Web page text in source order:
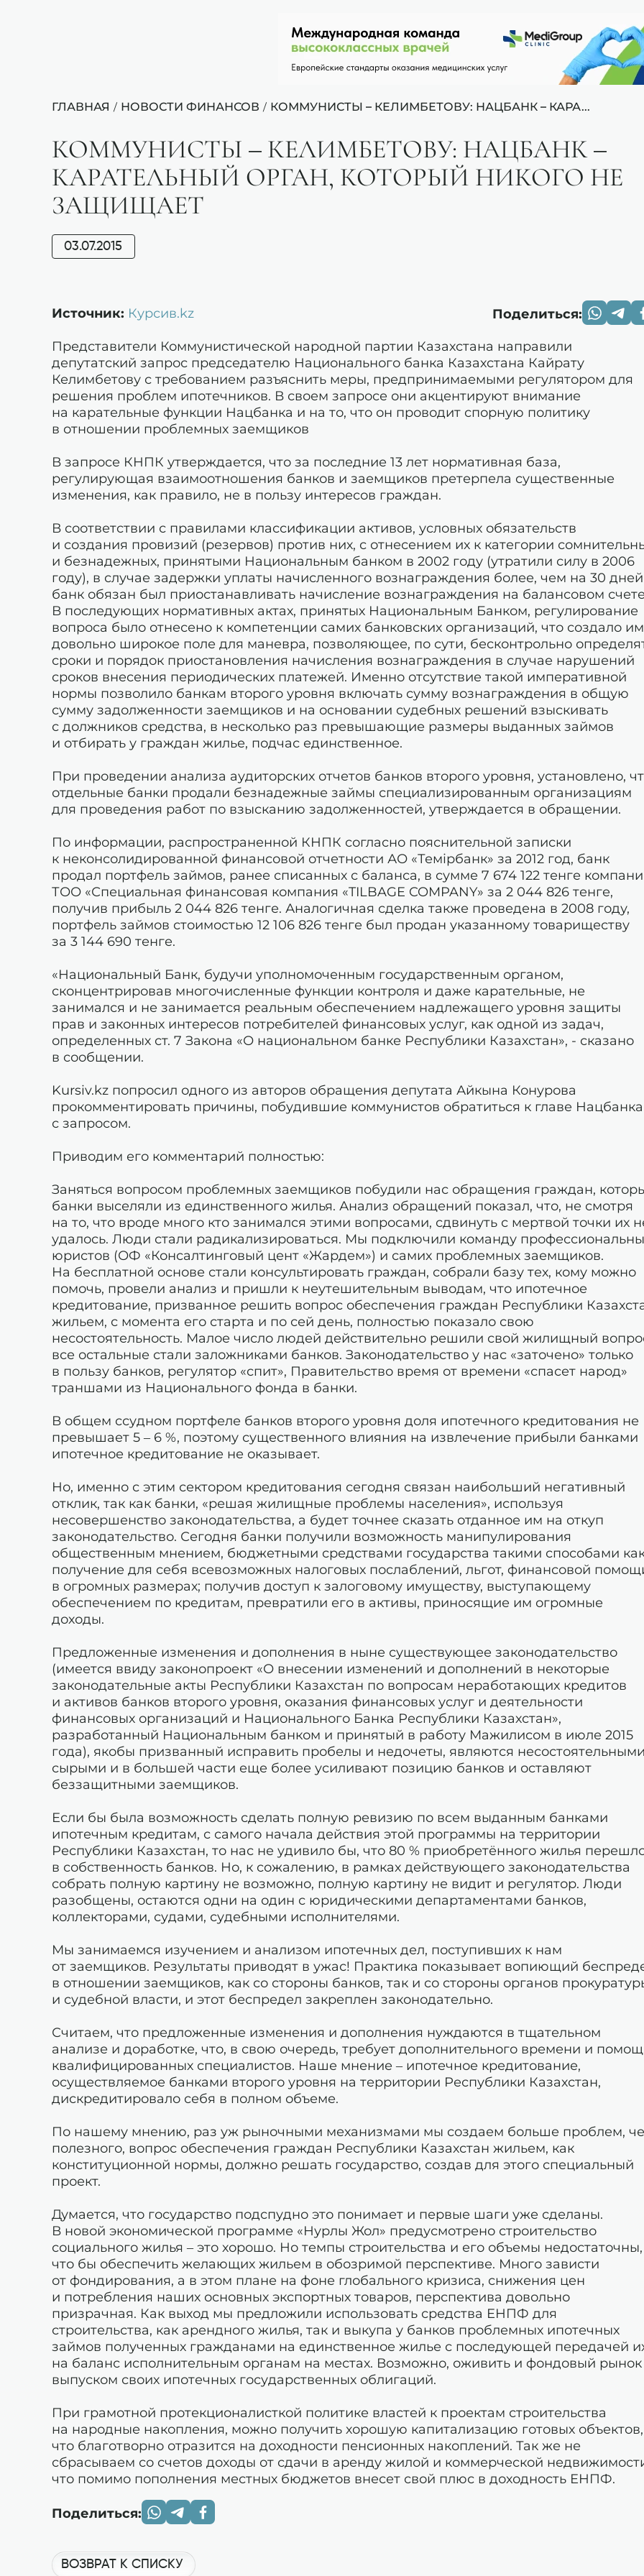
ГЛАВНАЯ / НОВОСТИ ФИНАНСОВ / КОММУНИСТЫ – КЕЛИМБЕТОВУ: НАЦБАНК – КАРА...
КОММУНИСТЫ – КЕЛИМБЕТОВУ: НАЦБАНК –
КАРАТЕЛЬНЫЙ ОРГАН, КОТОРЫЙ НИКОГО НЕ
ЗАЩИЩАЕТ
03.07.2015
Источник: Курсив.kz Поделиться:
Представители Коммунистической народной партии Казахстана направили
депутатский запрос председателю Национального банка Казахстана Кайрату
Келимбетову с требованием разъяснить меры, предпринимаемыми регулятором для
решения проблем ипотечников. В своем запросе они акцентируют внимание
на карательные функции Нацбанка и на то, что он проводит спорную политику
в отношении проблемных заемщиков
В запросе КНПК утверждается, что за последние 13 лет нормативная база,
регулирующая взаимоотношения банков и заемщиков претерпела существенные
изменения, как правило, не в пользу интересов граждан.
В соответствии с правилами классификации активов, условных обязательств
и создания провизий (резервов) против них, с отнесением их к категории
и безнадежных, принятыми Национальным банком в 2002 году (утратили силу в 2006
году), в случае задержки уплаты начисленного вознаграждения более, чем на 30
банк обязан был приостанавливать начисление вознаграждения на балансовом
В последующих нормативных актах, принятых Национальным Банком, регулирование
вопроса было отнесено к компетенции самих банковских организаций, что создало им
довольно широкое поле для маневра, позволяющее, по сути, бесконтрольно
сроки и порядок приостановления начисления вознаграждения в случае нарушений
сроков внесения периодических платежей. Именно отсутствие такой императивной
нормы позволило банкам второго уровня включать сумму вознаграждения в общую
сумму задолженности заемщиков и на основании судебных решений взыскивать
с должников средства, в несколько раз превышающие размеры выданных займов
и отбирать у граждан жилье, подчас единственное.
При проведении анализа аудиторских отчетов банков второго уровня, установлено,
отдельные банки продали безнадежные займы специализированным организациям
для проведения работ по взысканию задолженностей, утверждается в обращении.
По информации, распространенной КНПК согласно пояснительной записки
к неконсолидированной финансовой отчетности АО «Темірбанк» за 2012 год, банк
продал портфель займов, ранее списанных с баланса, в сумме 7 674 122 тенге
ТОО «Специальная финансовая компания «TILBAGE COMPANY» за 2 044 826 тенге,
получив прибыль 2 044 826 тенге. Аналогичная сделка также проведена в 2008 году,
портфель займов стоимостью 12 106 826 тенге был продан указанному товариществу
за 3 144 690 тенге.
«Национальный Банк, будучи уполномоченным государственным органом,
сконцентрировав многочисленные функции контроля и даже карательные, не
занимался и не занимается реальным обеспечением надлежащего уровня защиты
прав и законных интересов потребителей финансовых услуг, как одной из задач,
определенных ст. 7 Закона «О национальном банке Республики Казахстан», - сказано
в сообщении.
Kursiv.kz попросил одного из авторов обращения депутата Айкына Конурова
прокомментировать причины, побудившие коммунистов обратиться к главе Нацбанка
с запросом.
Приводим его комментарий полностью:
Заняться вопросом проблемных заемщиков побудили нас обращения граждан,
банки выселяли из единственного жилья. Анализ обращений показал, что, не смотря
на то, что вроде много кто занимался этими вопросами, сдвинуть с мертвой точки их
удалось. Люди стали радикализироваться. Мы подключили команду
юристов (ОФ «Консалтинговый цент «Жардем») и самих проблемных заемщиков.
На бесплатной основе стали консультировать граждан, собрали базу тех, кому можно
помочь, провели анализ и пришли к неутешительным выводам, что ипотечное
кредитование, призванное решить вопрос обеспечения граждан Республики
жильем, с момента его старта и по сей день, полностью показало свою
несостоятельность. Малое число людей действительно решили свой жилищный
все остальные стали заложниками банков. Законодательство у нас «заточено» только
в пользу банков, регулятор «спит», Правительство время от времени «спасет народ»
траншами из Национального фонда в банки.
В общем ссудном портфеле банков второго уровня доля ипотечного кредитования не
превышает 5 – 6 %, поэтому существенного влияния на извлечение прибыли банками
ипотечное кредитование не оказывает.
Но, именно с этим сектором кредитования сегодня связан наибольший негативный
отклик, так как банки, «решая жилищные проблемы населения», используя
несовершенство законодательства, а будет точнее сказать отданное им на откуп
законодательство. Сегодня банки получили возможность манипулирования
общественным мнением, бюджетными средствами государства такими способами
получение для себя всевозможных налоговых послаблений, льгот, финансовой
в огромных размерах; получив доступ к залоговому имуществу, выступающему
обеспечением по кредитам, превратили его в активы, приносящие им огромные
доходы.
Предложенные изменения и дополнения в ныне существующее законодательство
(имеется ввиду законопроект «О внесении изменений и дополнений в некоторые
законодательные акты Республики Казахстан по вопросам неработающих кредитов
и активов банков второго уровня, оказания финансовых услуг и деятельности
финансовых организаций и Национального Банка Республики Казахстан»,
разработанный Национальным банком и принятый в работу Мажилисом в июле 2015
года), якобы призванный исправить пробелы и недочеты, являются
сырыми и в большей части еще более усиливают позицию банков и оставляют
беззащитными заемщиков.
Если бы была возможность сделать полную ревизию по всем выданным банками
ипотечным кредитам, с самого начала действия этой программы на территории
Республики Казахстан, то нас не удивило бы, что 80 % приобретённого жилья
в собственность банков. Но, к сожалению, в рамках действующего законодательства
собрать полную картину не возможно, полную картину не видит и регулятор. Люди
разобщены, остаются одни на один с юридическими департаментами банков,
коллекторами, судами, судебными исполнителями.
Мы занимаемся изучением и анализом ипотечных дел, поступивших к нам
от заемщиков. Результаты приводят в ужас! Практика показывает вопиющий
в отношении заемщиков, как со стороны банков, так и со стороны органов
и судебной власти, и этот беспредел закреплен законодательно.
Считаем, что предложенные изменения и дополнения нуждаются в тщательном
анализе и доработке, что, в свою очередь, требует дополнительного времени и
квалифицированных специалистов. Наше мнение – ипотечное кредитование,
осуществляемое банками второго уровня на территории Республики Казахстан,
дискредитировало себя в полном объеме.
По нашему мнению, раз уж рыночными механизмами мы создаем больше проблем,
полезного, вопрос обеспечения граждан Республики Казахстан жильем, как
конституционной нормы, должно решать государство, создав для этого специальный
проект.
Думается, что государство подспудно это понимает и первые шаги уже сделаны.
В новой экономической программе «Нурлы Жол» предусмотрено строительство
социального жилья – это хорошо. Но темпы строительства и его объемы недостаточны,
что бы обеспечить желающих жильем в обозримой перспективе. Много зависти
от фондирования, а в этом плане на фоне глобального кризиса, снижения цен
и потребления наших основных экспортных товаров, перспектива довольно
призрачная. Как выход мы предложили использовать средства ЕНПФ для
строительства, как арендного жилья, так и выкупа у банков проблемных ипотечных
займов полученных гражданами на единственное жилье с последующей передачей
на баланс исполнительным органам на местах. Возможно, оживить и фондовый рынок
выпуском своих ипотечных государственных облигаций.
При грамотной протекционалисткой политике властей к проектам строительства
на народные накопления, можно получить хорошую капитализацию готовых объектов,
что благотворно отразится на доходности пенсионных накоплений. Так же не
сбрасываем со счетов доходы от сдачи в аренду жилой и коммерческой
что помимо пополнения местных бюджетов внесет свой плюс в доходность ЕНПФ.
Поделиться:
ВОЗВРАТ К СПИСКУ